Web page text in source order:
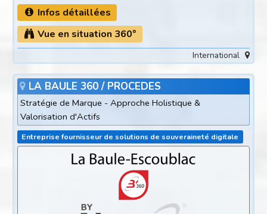
Infos détaillées
Vue en situation 360°
International
LA BAULE 360 / PROCEDES
Stratégie de Marque - Approche Holistique &
Valorisation d'Actifs
Entreprise fournisseur de solutions de souveraineté digitale